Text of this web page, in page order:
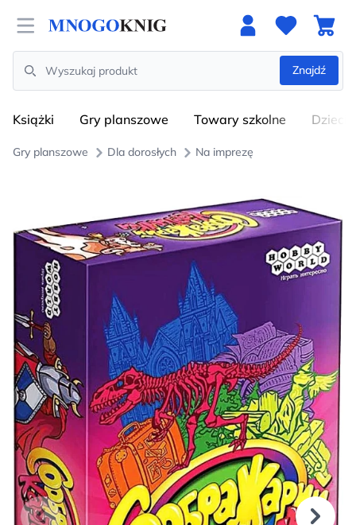
Open menu
Search
Znajdź
Książki Gry planszowe Towary szkolne
Gry planszowe Dla dorosłych Na imprezę